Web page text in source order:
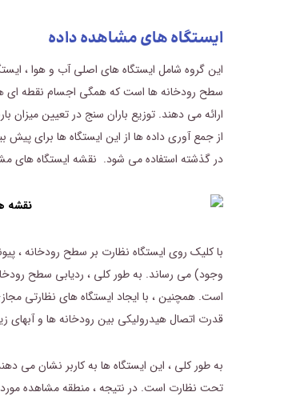
ایستگاه های مشاهده داده
این گروه شامل ایستگاه های اصلی آب و هوا ،
سطح رودخانه ها است که همگی اجسام نقطه ای
ارائه می دهند. توزیع باران سنج در تعیین
از جمع آوری داده ها از این ایستگاه ها برای
در گذشته استفاده می شود. نقشه ایستگاه های
با کلیک روی ایستگاه نظارت بر سطح رودخانه ،
وجود) می رساند. به طور کلی ، ردیابی سطح
است. همچنین ، با ایجاد ایستگاه های نظارتی
قدرت اتصال هیدرولیکی بین رودخانه ها و آبهای
به طور کلی ، این ایستگاه ها به کاربر نشان می
تحت نظارت است. در نتیجه ، منطقه مشاهده مورد